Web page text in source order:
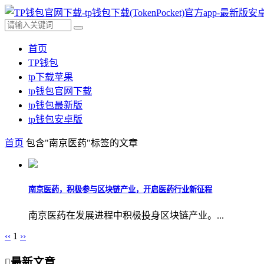
首页
TP钱包
tp下载苹果
tp钱包官网下载
tp钱包最新版
tp钱包安卓版
首页 包含"南京医药"标签的文章
南京医药，积极参与区块链产业，开启医药行业新征程
南京医药在发展进程中积极投身区块链产业。...
‹‹ 1 ››